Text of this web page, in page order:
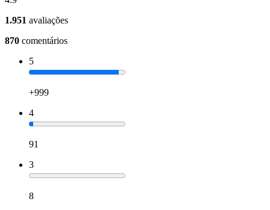
1.951 avaliações
870 comentários
5
+999
4
91
3
8